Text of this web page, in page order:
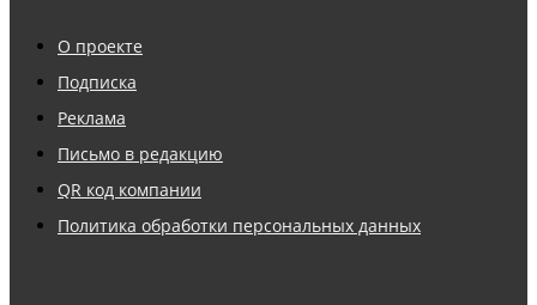
О проекте
Подписка
Реклама
Письмо в редакцию
QR код компании
Политика обработки персональных данных